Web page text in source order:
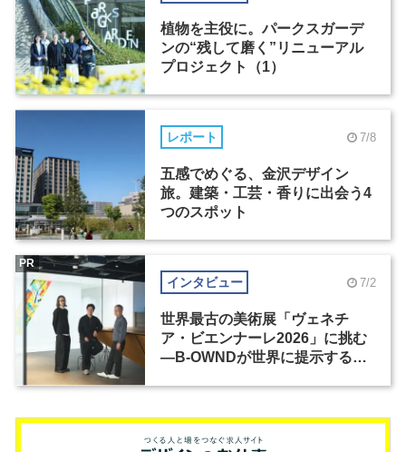
植物を主役に。パークスガーデ
ンの“残して磨く”リニューアル
プロジェクト（1）
レポート 7/8
五感でめぐる、金沢デザイン
旅。建築・工芸・香りに出会う4
つのスポット
インタビュー 7/2
世界最古の美術展「ヴェネチ
ア・ビエンナーレ2026」に挑む
―B-OWNDが世界に提示する美
PR